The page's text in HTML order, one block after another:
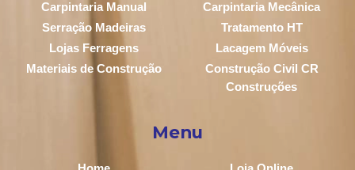
Carpintaria Manual
Carpintaria Mecânica
Serração Madeiras
Tratamento HT
Lojas Ferragens
Lacagem Móveis
Materiais de Construção
Construção Civil CR
Construções
Menu